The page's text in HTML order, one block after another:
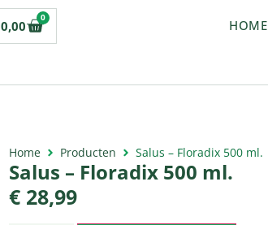
0,00
0 HOME
Home Producten Salus – Floradix 500 ml.
Salus – Floradix 500 ml.
€ 28,99